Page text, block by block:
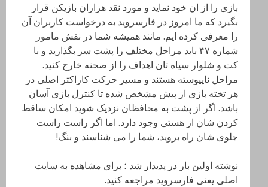
بازی را از ان خود نماید و مورد نقد هزاران بازیکن قرار
بگیرد که ما امروز در فارسروید به درخواست کاربران آن
را معرفی کرده ایم. مانند همیشه شما در نقش مامور
شماره ۴۷ باید مراحل مختلف را پشت سر بگذارید و با
کت و شلوار سیاه تان اهداف را از صحنه خارج کنید.
مراحل ناپیوسته هستند و مسیر حرکت کاراکتر اصلی در
هر تخته بازی از پیش مشخص شده تا کنترل بازی آسان
باشد. اگر از پشت به محافظان نزدیک شوید امکان ساقط
کردن شان از هستی وجود دارد. اما اگر راست راست
جلوی شان راه بروید، شما را می شناسند و بنگ!
نوشته اولین بار در پدیدار شد ؛ برای مشاهده به سایت
اصلی یعنی فارسروید مراجعه کنید.